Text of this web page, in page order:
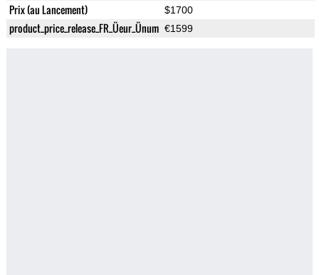
Prix (au Lancement) $1700
product_price_release_FR_Üeur_Ünum €1599